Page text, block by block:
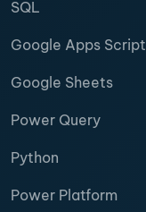
SQL
Google Apps Script
Google Sheets
Power Query
Python
Power Platform